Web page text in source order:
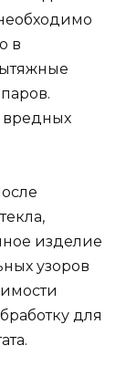
в
вредных
изделие
узоров
для